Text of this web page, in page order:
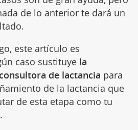
de lo anterior te dará un
este artículo es
caso sustituyela
de lactancia para
de la lactancia que
de esta etapa como tu